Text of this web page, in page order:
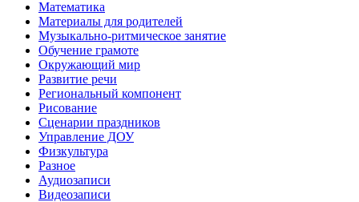
Математика
Материалы для родителей
Музыкально-ритмическое занятие
Обучение грамоте
Окружающий мир
Развитие речи
Региональный компонент
Рисование
Сценарии праздников
Управление ДОУ
Физкультура
Разное
Аудиозаписи
Видеозаписи